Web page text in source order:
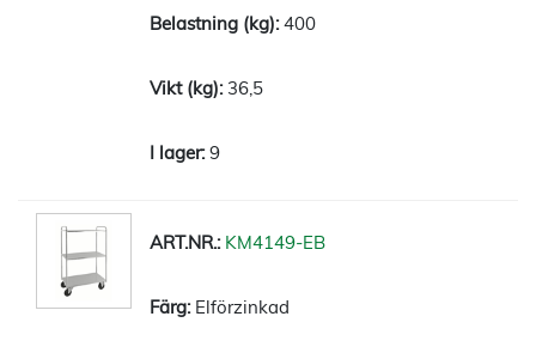
400
36,5
9
KM4149-EB
Elförzinkad